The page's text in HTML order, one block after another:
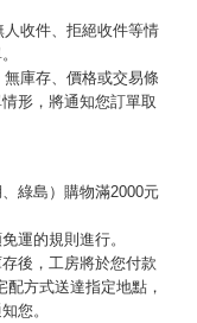
收件、拒絕收件等情
庫存、價格或交易條
形，將通知您訂單取
綠島）購物滿2000元
運的規則進行。
後，工房將於您付款
方式送達指定地點，
您。